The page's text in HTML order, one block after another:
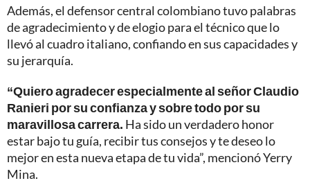
Además, el defensor central colombiano tuvo palabras
de agradecimiento y de elogio para el técnico que lo
llevó al cuadro italiano, confiando en sus capacidades y
su jerarquía.
“Quiero agradecer especialmente al señor Claudio
Ranieri por su confianza y sobre todo por su
maravillosa carrera. Ha sido un verdadero honor
estar bajo tu guía, recibir tus consejos y te deseo lo
mejor en esta nueva etapa de tu vida”, mencionó Yerry
Mina.